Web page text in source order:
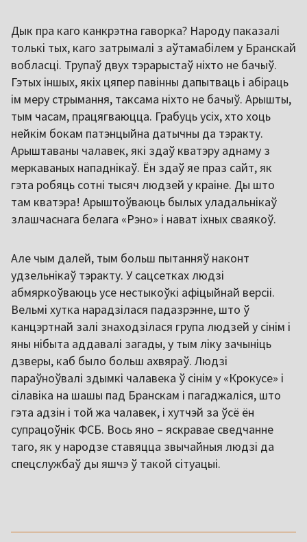
Дык пра каго канкрэтна гаворка? Народу паказалі
толькі тых, каго затрымалі з аўтамабілем у Бранскай
вобласці. Трупаў двух тэрарыстаў ніхто не бачыў.
Гэтых іншых, якіх цяпер павінны дапытваць і абіраць
ім меру стрымання, таксама ніхто не бачыў. Арышты,
тым часам, працягваюцца. Грабуць усіх, хто хоць
нейкім бокам патэнцыйна датычны да тэракту.
Арыштаваны чалавек, які здаў кватэру аднаму з
меркаваных нападнікаў. Ён здаў яе праз сайт, як
гэта робяць сотні тысяч людзей у краіне. Ды што
там кватэра! Арыштоўваюць былых уладальнікаў
злашчаснага белага «Рэно» і нават іхных сваякоў.
Але чым далей, тым больш пытанняў наконт
удзельнікаў тэракту. У сацсетках людзі
абмяркоўваюць усе нестыкоўкі афіцыйнай версіі.
Вельмі хутка нарадзілася падазрэнне, што ў
канцэртнай залі знаходзілася група людзей у сінім і
яны нібыта аддавалі загады, у тым ліку зачыніць
дзверы, каб было больш ахвяраў. Людзі
параўноўвалі здымкі чалавека ў сінім у «Крокусе» і
сілавіка на шашы пад Бранскам і пагаджаліся, што
гэта адзін і той жа чалавек, і хутчэй за ўсё ён
супрацоўнік ФСБ. Вось яно – яскравае сведчанне
таго, як у народзе ставяцца звычайныя людзі да
спецслужбаў ды яшчэ ў такой сітуацыі.